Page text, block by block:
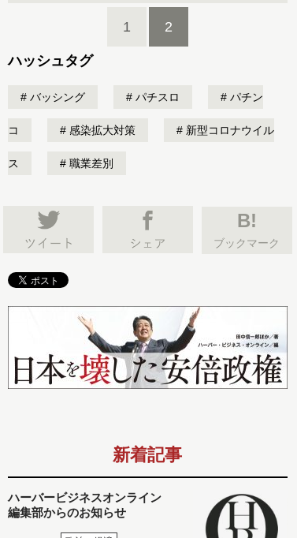
1 2
ハッシュタグ
バッシング パチスロ パチン
コ 感染拡大対策 新型コロナウイル
ス 職業差別
B!
ブックマーク
新着記事
ハーバービジネスオンライン
編集部からのお知らせ